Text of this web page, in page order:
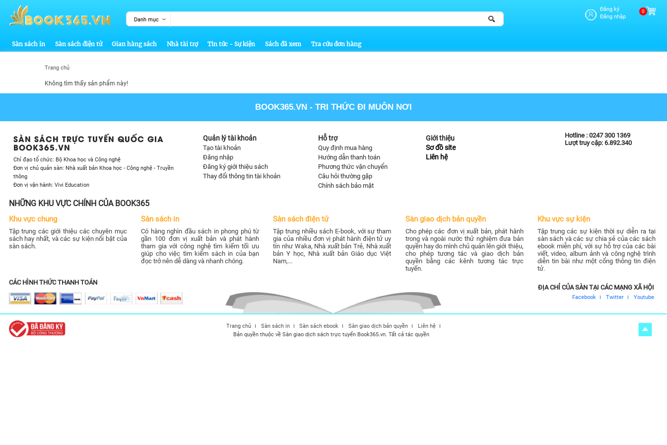
Danh mục
Đăng ký
Đăng nhập
0
Sàn sách in Sàn sách điện tử Gian hàng sách Nhà tài trợ Tin tức - Sự kiện Sách đã xem Tra cứu đơn hàng
Trang chủ
Không tìm thấy sản phẩm này!
BOOK365.VN - TRI THỨC ĐI MUÔN NƠI
SÀN SÁCH TRỰC TUYẾN QUỐC GIA
BOOK365.VN
Chỉ đạo tổ chức: Bộ Khoa học và Công nghệ
Đơn vị chủ quản sàn: Nhà xuất bản Khoa học - Công nghệ - Truyền
thông
Đơn vị vận hành: Vivi Education
Quản lý tài khoản
Tạo tài khoản
Đăng nhập
Đăng ký giới thiệu sách
Thay đổi thông tin tài khoản
Hỗ trợ
Quy định mua hàng
Hướng dẫn thanh toán
Phương thức vận chuyển
Câu hỏi thường gặp
Chính sách bảo mật
Giới thiệu
Sơ đồ site
Liên hệ
Hotline : 0247 300 1369
Lượt truy cập: 6.892.340
NHỮNG KHU VỰC CHÍNH CỦA BOOK365
Khu vực chung
Tập trung các giới thiệu các chuyên mục
sách hay nhất, và các sự kiện nổi bật của
sàn sách.
Sàn sách in
Có hàng nghìn đầu sách in phong phú từ
gần 100 đơn vị xuất bản và phát hành
tham gia với công nghệ tìm kiếm tối ưu
giúp cho việc tìm kiếm sách in của bạn
đọc trở nên dễ dàng và nhanh chóng.
Sàn sách điện tử
Tập trung nhiều sách E-book, với sự tham
gia của nhiều đơn vị phát hành điện tử uy
tín như Waka, Nhà xuất bản Trẻ, Nhà xuất
bản Y học, Nhà xuất bản Giáo dục Việt
Nam,...
Sàn giao dịch bản quyền
Cho phép các đơn vị xuất bản, phát hành
trong và ngoài nước thử nghiệm đưa bản
quyền hay do mình chủ quản lên giới thiệu,
cho phép tương tác và giao dịch bản
quyền bằng các kênh tương tác trực
tuyến.
Khu vực sự kiện
Tập trung các sự kiện thời sự diễn ra tại
sàn sách và các sự chia sẻ của các sách
ebook miễn phí, với sự hỗ trợ của các bài
viết, video, album ảnh và công nghệ trình
diễn tin bài như một cổng thông tin điện
tử.
CÁC HÌNH THỨC THANH TOÁN
ĐỊA CHỈ CỦA SÀN TẠI CÁC MẠNG XÃ HỘI
Facebook Twitter Youtube
Trang chủ Sàn sách in Sàn sách ebook Sàn giao dịch bản quyền
Liên hệ
Bản quyền thuộc về Sàn giao dịch sách trực tuyến Book365.vn. Tất cả tác quyền